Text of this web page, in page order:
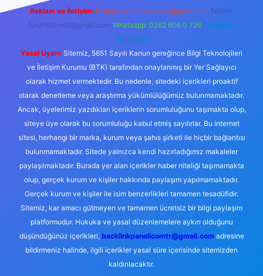
Reklam ve İletişim: E-mail: backlinkpaneli@gmail.com Teams:
forumhizmeti@gmail.com Whatsapp: 0262 606 0 726 Telegram:
@karabul
Yasal Uyarı: Sitemiz, 5651 Sayılı Kanun gereğince Bilgi Teknolojileri
ve İletişim Kurumu (BTK) tarafından onaylanmış bir Yer Sağlayıcı
olarak hizmet vermektedir. Bu nedenle, sitedeki içerikleri proaktif
olarak denetleme veya araştırma yükümlülüğümüz bulunmamaktadır.
Ancak, üyelerimiz yazdıkları içeriklerin sorumluluğunu taşımakta olup,
siteye üye olarak bu sorumluluğu kabul etmiş sayılırlar. Bu internet
sitesi, herhangi bir marka, kurum veya şahıs şirketi ile hiçbir bağlantısı
bulunmamaktadır. Sitede yalnızca kendi hazırladığımız makaleler
paylaşılmaktadır. Burada yer alan içerikler haber niteliği taşımamakta
olup, gerçek kurum ve kişiler hakkında paylaşım yapılmamaktadır.
Gerçek kurum ve kişiler ile isim benzerlikleri tamamen tesadüfidir.
Sitemiz, kar amacı gütmeyen ve tamamen ücretsiz bir bilgi paylaşım
platformudur. Hukuka ve yasal düzenlemelere aykırı olduğunu
düşündüğünüz içerikleri, backlinkpanelicomtr@gmail.comadresine
bildirmeniz halinde, ilgili içerikler yasal süre içerisinde sitemizden
kaldırılacaktır.